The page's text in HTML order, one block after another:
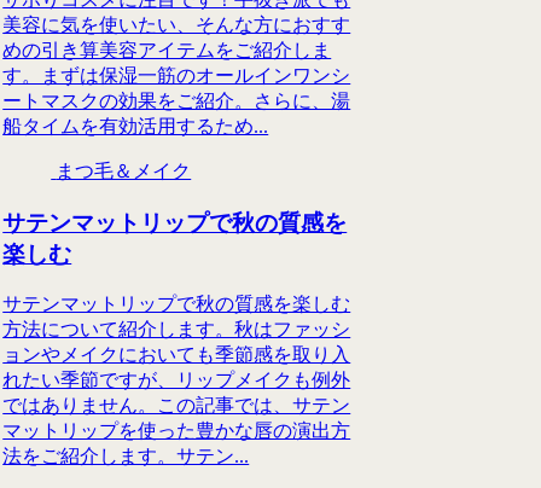
美容に気を使いたい、そんな方におすす
めの引き算美容アイテムをご紹介しま
す。まずは保湿一筋のオールインワンシ
ートマスクの効果をご紹介。さらに、湯
船タイムを有効活用するため...
まつ毛＆メイク
サテンマットリップで秋の質感を
楽しむ
サテンマットリップで秋の質感を楽しむ
方法について紹介します。秋はファッシ
ョンやメイクにおいても季節感を取り入
れたい季節ですが、リップメイクも例外
ではありません。この記事では、サテン
マットリップを使った豊かな唇の演出方
法をご紹介します。サテン...